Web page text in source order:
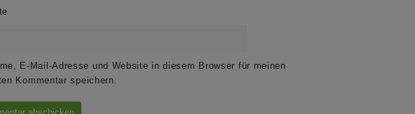
E-Mail-Adresse und Website in diesem Browser für meinen
Kommentar speichern.